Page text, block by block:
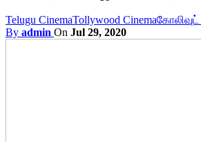
Telugu CinemaTollywood Cinemaகோலிவுட்
By admin On Jul 29, 2020